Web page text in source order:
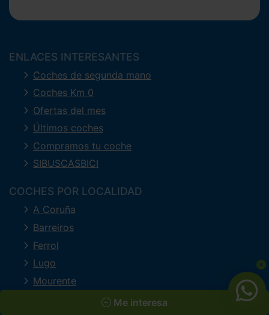
Me interesa
ENLACES INTERESANTES
Coches de segunda mano
Coches Km 0
Ofertas del mes
Últimos coches
Compramos tu coche
SIBUSCASBICI
COCHES POR LOCALIDAD
A Coruña
Barreiros
Ferrol
Lugo
Mourente